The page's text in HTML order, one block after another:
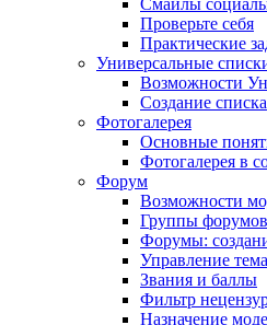
Смайлы
Проверьте себя
Практические
Универсальные
Возможности
Создание списка
Фотогалерея
Основные
Фотогалерея в
Форум
Возможности
Группы форумов
Форумы:
Управление
Звания и баллы
Фильтр
Назначение